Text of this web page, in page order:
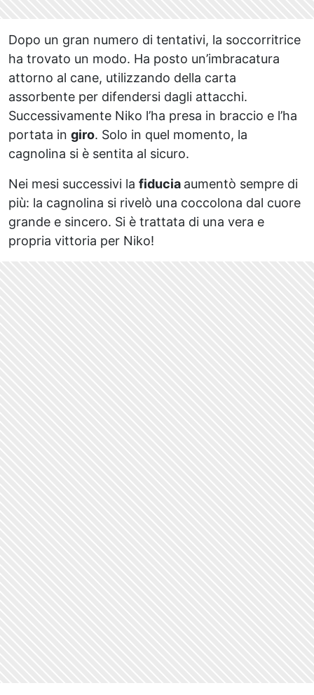
Dopo un gran numero di tentativi, la soccorritrice
ha trovato un modo. Ha posto un’imbracatura
attorno al cane, utilizzando della carta
assorbente per difendersi dagli attacchi.
Successivamente Niko l’ha presa in braccio e l’ha
portata in giro. Solo in quel momento, la
cagnolina si è sentita al sicuro.
Nei mesi successivi la fiducia aumentò sempre di
più: la cagnolina si rivelò una coccolona dal cuore
grande e sincero. Si è trattata di una vera e
propria vittoria per Niko!